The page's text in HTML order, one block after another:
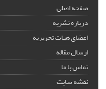
صفحه اصلی
درباره نشریه
اعضای هیات تحریریه
ارسال مقاله
تماس با ما
نقشه سایت